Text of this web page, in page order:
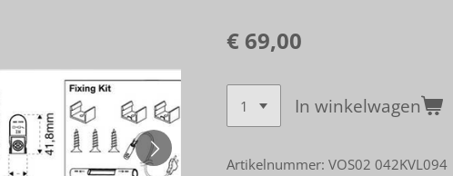
€ 69,00
In winkelwagen
Artikelnummer: VOS02 042KVL094